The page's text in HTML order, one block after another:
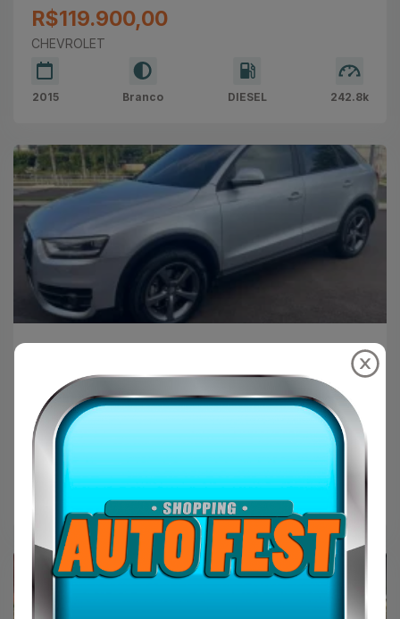
R$119.900,00
CHEVROLET
2015 Branco DIESEL 242.8k
AUDI Q3 2.0 4P TFSI ATTRACTION
QUATTRO S-TRONIC AUTOMÁTICO
R$89.900,00
Prata GAS